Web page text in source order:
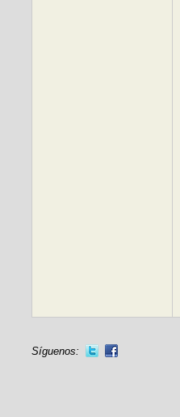
Síguenos: